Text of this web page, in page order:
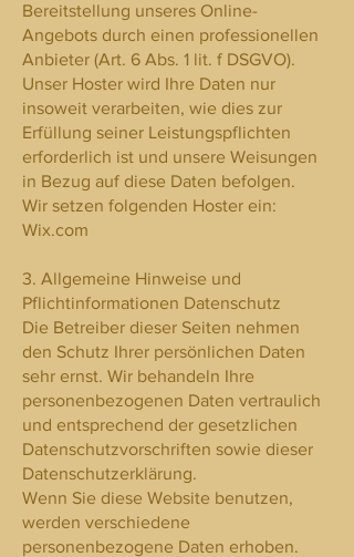
Bereitstellung unseres Online-
Angebots durch einen professionellen
Anbieter (Art. 6 Abs. 1 lit. f DSGVO).
Unser Hoster wird Ihre Daten nur
insoweit verarbeiten, wie dies zur
Erfüllung seiner Leistungspflichten
erforderlich ist und unsere Weisungen
in Bezug auf diese Daten befolgen.
Wir setzen folgenden Hoster ein:
Wix.com
3. Allgemeine Hinweise und
Pflichtinformationen Datenschutz
Die Betreiber dieser Seiten nehmen
den Schutz Ihrer persönlichen Daten
sehr ernst. Wir behandeln Ihre
personenbezogenen Daten vertraulich
und entsprechend der gesetzlichen
Datenschutzvorschriften sowie dieser
Datenschutzerklärung.
Wenn Sie diese Website benutzen,
werden verschiedene
personenbezogene Daten erhoben.